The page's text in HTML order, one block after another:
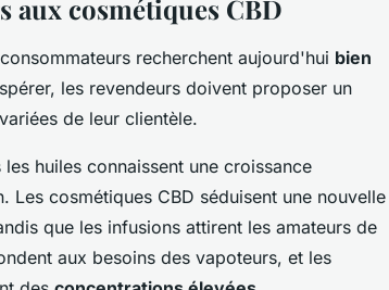
aux cosmétiques CBD
recherchent aujourd'hui bien
les revendeurs doivent proposer un
de leur clientèle.
huiles connaissent une croissance
cosmétiques CBD séduisent une nouvelle
que les infusions attirent les amateurs de
aux besoins des vapoteurs, et les